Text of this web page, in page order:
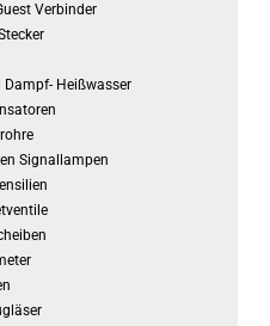
Verbinder
Dampf- Heißwasser
Signallampen